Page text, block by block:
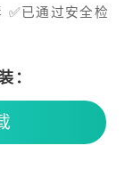
✅已通过安全检
：